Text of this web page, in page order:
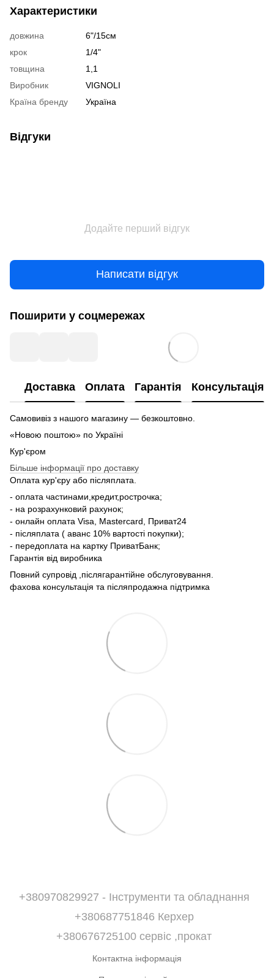
Характеристики
довжина
6"/15см
крок
1/4"
товщина
1,1
Виробник
VIGNOLI
Країна бренду
Україна
Відгуки
Додайте перший відгук
Написати відгук
Поширити у соцмережах
Доставка Оплата Гарантія Консультація
Самовивіз з нашого магазину — безкоштовно.
«Новою поштою» по Україні
Кур'єром
Більше інформації про доставку
Оплата кур'єру або післяплата.
- оплата частинами,кредит,рострочка;
- на розрахунковий рахунок;
- онлайн оплата Visa, Mastercard, Приват24
- післяплата ( аванс 10% вартості покупки);
- передоплата на картку ПриватБанк;
Гарантія від виробника
Повний супровід ,післягарантійне обслуговування.
фахова консультація та післяпродажна підтримка
+380970829927 - Інструменти та обладнання
+380687751846 Керхер
+380676725100 сервіс ,прокат
Контактна інформація